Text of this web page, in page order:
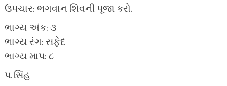
ઉપચાર: ભગવાન શિવની પૂજા કરો.
ભાગ્ય અંક: ૩
ભાગ્ય રંગ: સફેદ
ભાગ્ય માપ: ૮
૫. સિંહ